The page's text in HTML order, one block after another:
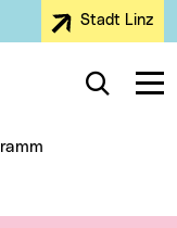
Stadt Linz
Suche